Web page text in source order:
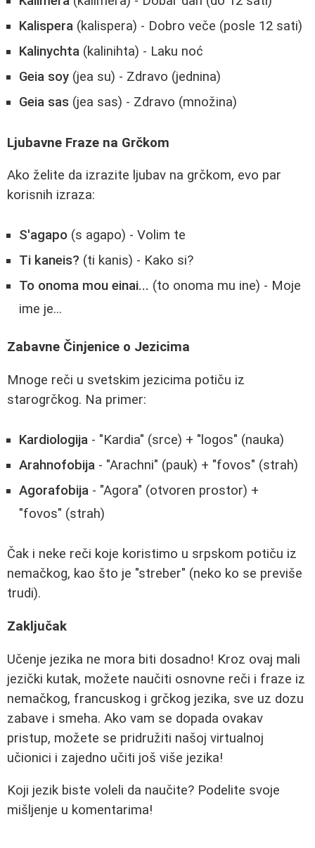
Kalispera (kalispera) - Dobro veče (posle 12 sati)
Kalinychta (kalinihta) - Laku noć
Geia soy (jea su) - Zdravo (jednina)
Geia sas (jea sas) - Zdravo (množina)
Ljubavne Fraze na Grčkom
Ako želite da izrazite ljubav na grčkom, evo par
korisnih izraza:
S'agapo (s agapo) - Volim te
Ti kaneis? (ti kanis) - Kako si?
To onoma mou einai... (to onoma mu ine) - Moje
ime je...
Zabavne Činjenice o Jezicima
Mnoge reči u svetskim jezicima potiču iz
starogrčkog. Na primer:
Kardiologija - "Kardia" (srce) + "logos" (nauka)
Arahnofobija - "Arachni" (pauk) + "fovos" (strah)
Agorafobija - "Agora" (otvoren prostor) +
"fovos" (strah)
Čak i neke reči koje koristimo u srpskom potiču iz
nemačkog, kao što je "streber" (neko ko se previše
trudi).
Zaključak
Učenje jezika ne mora biti dosadno! Kroz ovaj mali
jezički kutak, možete naučiti osnovne reči i fraze iz
nemačkog, francuskog i grčkog jezika, sve uz dozu
zabave i smeha. Ako vam se dopada ovakav
pristup, možete se pridružiti našoj virtualnoj
učionici i zajedno učiti još više jezika!
Koji jezik biste voleli da naučite? Podelite svoje
mišljenje u komentarima!